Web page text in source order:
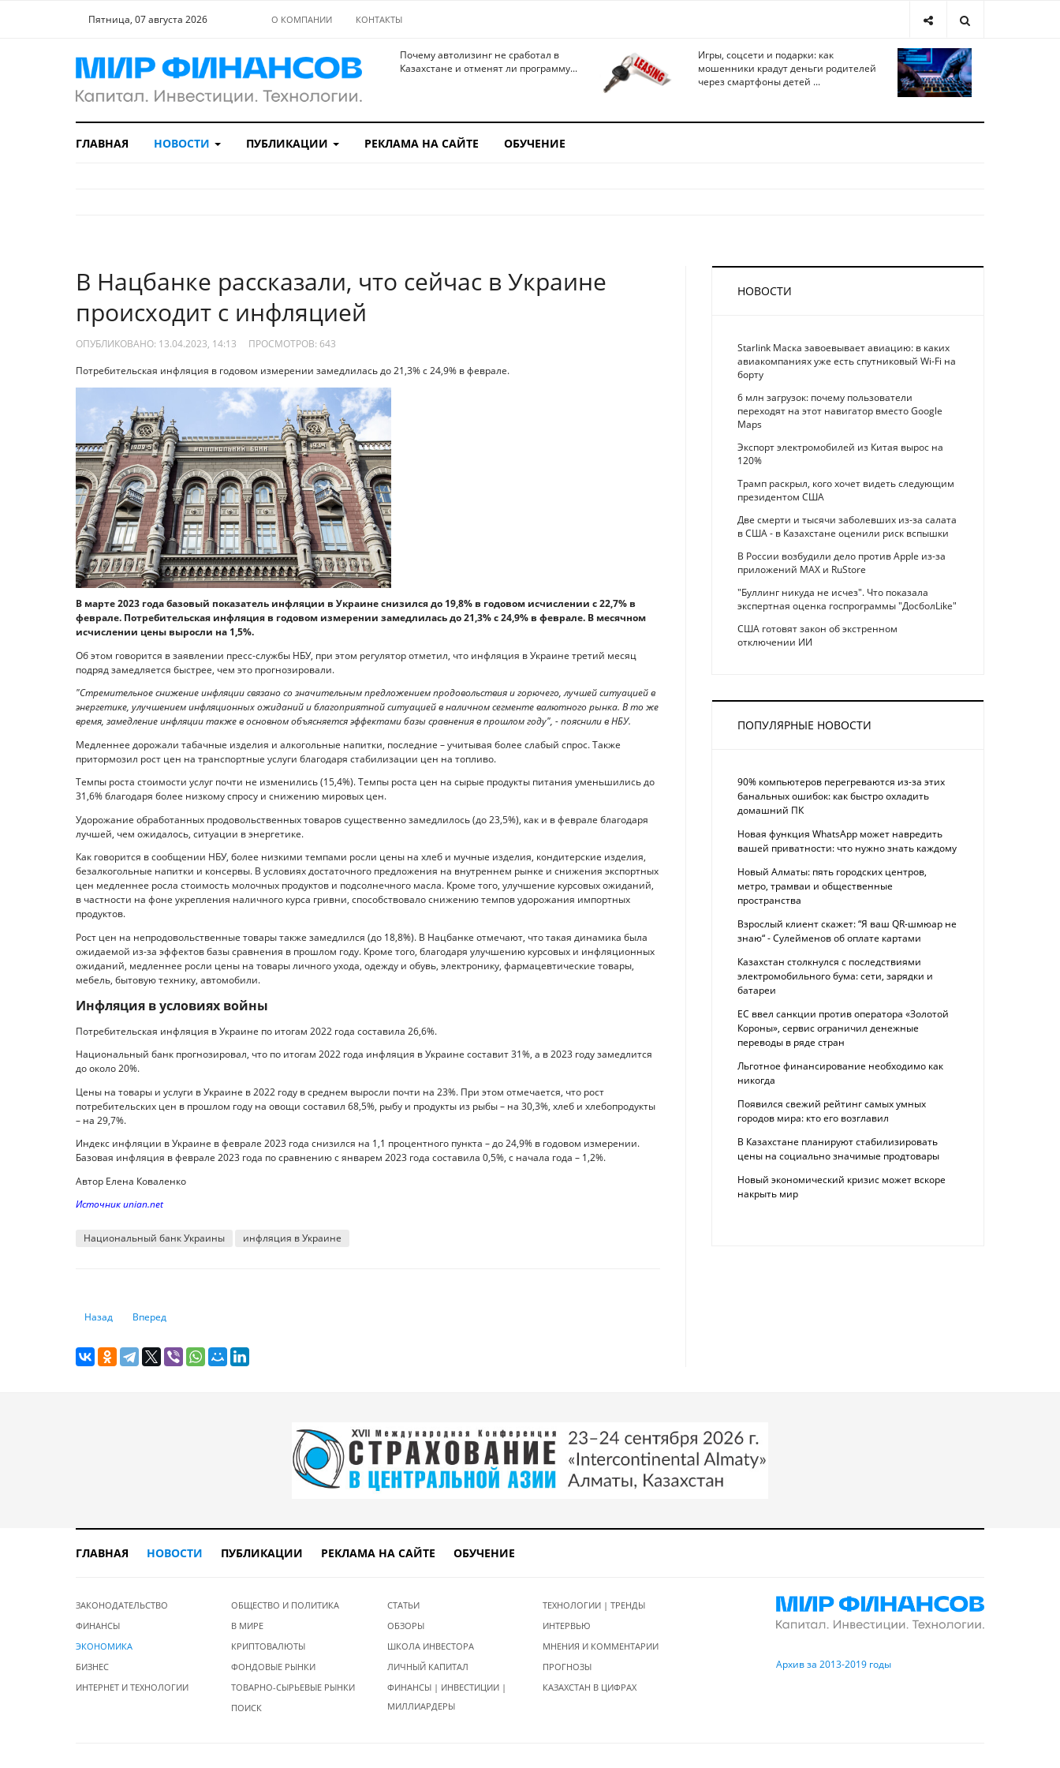
Пятница, 07 августа 2026 О КОМПАНИИ КОНТАКТЫ
Почему автолизинг не сработал в
Казахстане и отменят ли программу...
Игры, соцсети и подарки: как
мошенники крадут деньги родителей
через смартфоны детей ...
ГЛАВНАЯ НОВОСТИ ПУБЛИКАЦИИ РЕКЛАМА НА САЙТЕ ОБУЧЕНИЕ
В Нацбанке рассказали, что сейчас в Украине
происходит с инфляцией
ОПУБЛИКОВАНО: 13.04.2023, 14:13 ПРОСМОТРОВ: 643
Потребительская инфляция в годовом измерении замедлилась до 21,3% с 24,9% в феврале.
В марте 2023 года базовый показатель инфляции в Украине снизился до 19,8% в годовом исчислении с 22,7% в
феврале. Потребительская инфляция в годовом измерении замедлилась до 21,3% с 24,9% в феврале. В месячном
исчислении цены выросли на 1,5%.
Об этом говорится в заявлении пресс-службы НБУ, при этом регулятор отметил, что инфляция в Украине третий месяц
подряд замедляется быстрее, чем это прогнозировали.
"Стремительное снижение инфляции связано со значительным предложением продовольствия и горючего, лучшей ситуацией в
энергетике, улучшением инфляционных ожиданий и благоприятной ситуацией в наличном сегменте валютного рынка. В то же
время, замедление инфляции также в основном объясняется эффектами базы сравнения в прошлом году", - пояснили в НБУ.
Медленнее дорожали табачные изделия и алкогольные напитки, последние – учитывая более слабый спрос. Также
притормозил рост цен на транспортные услуги благодаря стабилизации цен на топливо.
Темпы роста стоимости услуг почти не изменились (15,4%). Темпы роста цен на сырые продукты питания уменьшились до
31,6% благодаря более низкому спросу и снижению мировых цен.
Удорожание обработанных продовольственных товаров существенно замедлилось (до 23,5%), как и в феврале благодаря
лучшей, чем ожидалось, ситуации в энергетике.
Как говорится в сообщении НБУ, более низкими темпами росли цены на хлеб и мучные изделия, кондитерские изделия,
безалкогольные напитки и консервы. В условиях достаточного предложения на внутреннем рынке и снижения экспортных
цен медленнее росла стоимость молочных продуктов и подсолнечного масла. Кроме того, улучшение курсовых ожиданий,
в частности на фоне укрепления наличного курса гривни, способствовало снижению темпов удорожания импортных
продуктов.
Рост цен на непродовольственные товары также замедлился (до 18,8%). В Нацбанке отмечают, что такая динамика была
ожидаемой из-за эффектов базы сравнения в прошлом году. Кроме того, благодаря улучшению курсовых и инфляционных
ожиданий, медленнее росли цены на товары личного ухода, одежду и обувь, электронику, фармацевтические товары,
мебель, бытовую технику, автомобили.
Инфляция в условиях войны
Потребительская инфляция в Украине по итогам 2022 года составила 26,6%.
Национальный банк прогнозировал, что по итогам 2022 года инфляция в Украине составит 31%, а в 2023 году замедлится
до около 20%.
Цены на товары и услуги в Украине в 2022 году в среднем выросли почти на 23%. При этом отмечается, что рост
потребительских цен в прошлом году на овощи составил 68,5%, рыбу и продукты из рыбы – на 30,3%, хлеб и хлебопродукты
– на 29,7%.
Индекс инфляции в Украине в феврале 2023 года снизился на 1,1 процентного пункта – до 24,9% в годовом измерении.
Базовая инфляция в феврале 2023 года по сравнению с январем 2023 года составила 0,5%, с начала года – 1,2%.
Автор Елена Коваленко
Источник unian.net
Национальный банк Украины инфляция в Украине
Предыдущий: МВФ понизил прогноз глобального экономического роста после банковских кризисов
Назад Следующий: В Казахстане установили предельные цены на топливо
Вперед
НОВОСТИ
Starlink Маска завоевывает авиацию: в каких
авиакомпаниях уже есть спутниковый Wi-Fi на
борту
6 млн загрузок: почему пользователи
переходят на этот навигатор вместо Google
Maps
Экспорт электромобилей из Китая вырос на
120%
Трамп раскрыл, кого хочет видеть следующим
президентом США
Две смерти и тысячи заболевших из-за салата
в США - в Казахстане оценили риск вспышки
В России возбудили дело против Apple из-за
приложений MAX и RuStore
"Буллинг никуда не исчез". Что показала
экспертная оценка госпрограммы "ДосболLike"
США готовят закон об экстренном
отключении ИИ
ПОПУЛЯРНЫЕ НОВОСТИ
90% компьютеров перегреваются из-за этих
банальных ошибок: как быстро охладить
домашний ПК
Новая функция WhatsApp может навредить
вашей приватности: что нужно знать каждому
Новый Алматы: пять городских центров,
метро, трамваи и общественные
пространства
Взрослый клиент скажет: “Я ваш QR-шмюар не
знаю“ - Сулейменов об оплате картами
Казахстан столкнулся с последствиями
электромобильного бума: сети, зарядки и
батареи
ЕС ввел санкции против оператора «Золотой
Короны», сервис ограничил денежные
переводы в ряде стран
Льготное финансирование необходимо как
никогда
Появился свежий рейтинг самых умных
городов мира: кто его возглавил
В Казахстане планируют стабилизировать
цены на социально значимые продтовары
Новый экономический кризис может вскоре
накрыть мир
ГЛАВНАЯ НОВОСТИ ПУБЛИКАЦИИ РЕКЛАМА НА САЙТЕ ОБУЧЕНИЕ
ЗАКОНОДАТЕЛЬСТВО
ФИНАНСЫ
ЭКОНОМИКА
БИЗНЕС
ИНТЕРНЕТ И ТЕХНОЛОГИИ
ОБЩЕСТВО И ПОЛИТИКА
В МИРЕ
КРИПТОВАЛЮТЫ
ФОНДОВЫЕ РЫНКИ
ТОВАРНО-СЫРЬЕВЫЕ РЫНКИ
ПОИСК
СТАТЬИ
ОБЗОРЫ
ШКОЛА ИНВЕСТОРА
ЛИЧНЫЙ КАПИТАЛ
ФИНАНСЫ | ИНВЕСТИЦИИ |
МИЛЛИАРДЕРЫ
ТЕХНОЛОГИИ | ТРЕНДЫ
ИНТЕРВЬЮ
МНЕНИЯ И КОММЕНТАРИИ
ПРОГНОЗЫ
КАЗАХСТАН В ЦИФРАХ
Архив за 2013-2019 годы